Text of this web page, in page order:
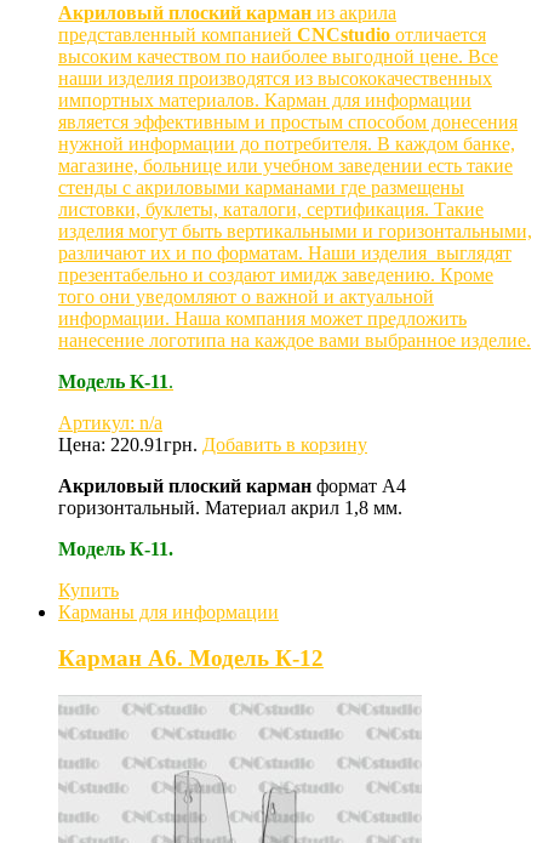
Акриловый плоский карман из акрила
представленный компанией CNCstudio отличается
высоким качеством по наиболее выгодной цене. Все
наши изделия производятся из высококачественных
импортных материалов. Карман для информации
является эффективным и простым способом донесения
нужной информации до потребителя. В каждом банке,
магазине, больнице или учебном заведении есть такие
стенды с акриловыми карманами где размещены
листовки, буклеты, каталоги, сертификация. Такие
изделия могут быть вертикальными и горизонтальными,
различают их и по форматам. Наши изделия выглядят
презентабельно и создают имидж заведению. Кроме
того они уведомляют о важной и актуальной
информации. Наша компания может предложить
нанесение логотипа на каждое вами выбранное изделие.
Модель K-11.
Артикул: n/a
Цена: 220.91грн. Добавить в корзину
Акриловый плоский карман формат А4
горизонтальный. Материал акрил 1,8 мм.
Модель К-11.
Купить
Карманы для информации
Карман А6. Модель К-12